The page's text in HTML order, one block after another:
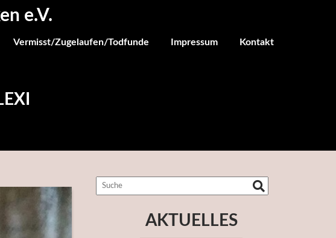
e.V.
Vermisst/Zugelaufen/Todfunde Impressum Kontakt
AKTUELLES